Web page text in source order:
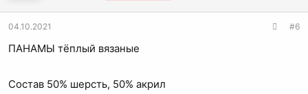
04.10.2021 #6
ПАНАМЫ тёплый вязаные
Состав 50% шерсть, 50% акрил